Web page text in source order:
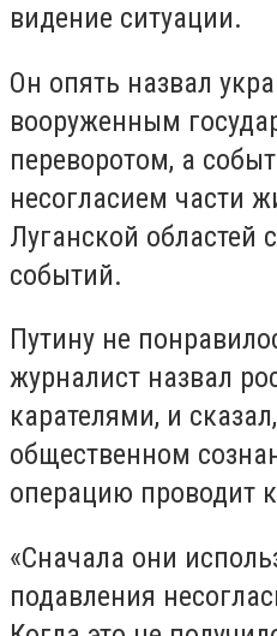
видение ситуации.
Он опять назвал
вооруженным
переворотом, а
несогласием части
Луганской областей
событий.
Путину не
журналист назвал
карателями, и
общественном
операцию проводит
«Сначала они
подавления